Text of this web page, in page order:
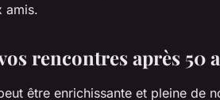
amis.
rencontres après 50
être enrichissante et pleine de